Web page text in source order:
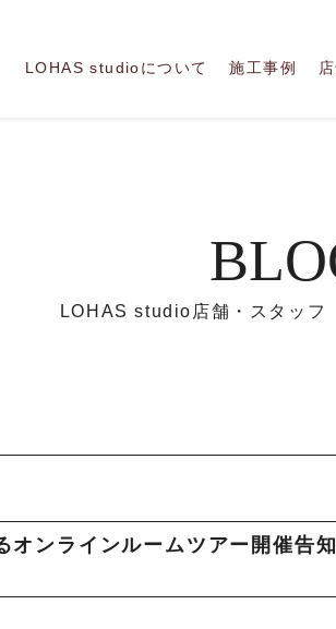
LOHAS studioについて 施工事例
LOHAS studio店舗・スタッ
オンラインルームツアー開催告